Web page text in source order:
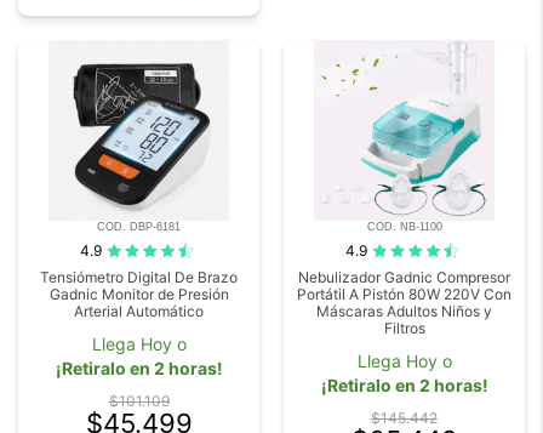
COD. DBP-6181
4.9
Tensiómetro Digital De Brazo
Gadnic Monitor de Presión
Arterial Automático
Llega Hoy o
¡Retiralo en 2 horas!
$101.109
$45.499
COD. NB-1100
4.9
Nebulizador Gadnic Compresor
Portátil A Pistón 80W 220V Con
Máscaras Adultos Niños y
Filtros
Llega Hoy o
¡Retiralo en 2 horas!
$145.442